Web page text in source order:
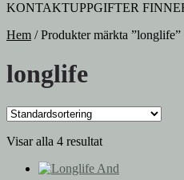
KONTAKTUPPGIFTER
Hem /Produkter märkta ”longlife”
longlife
Visar alla 4 resultat